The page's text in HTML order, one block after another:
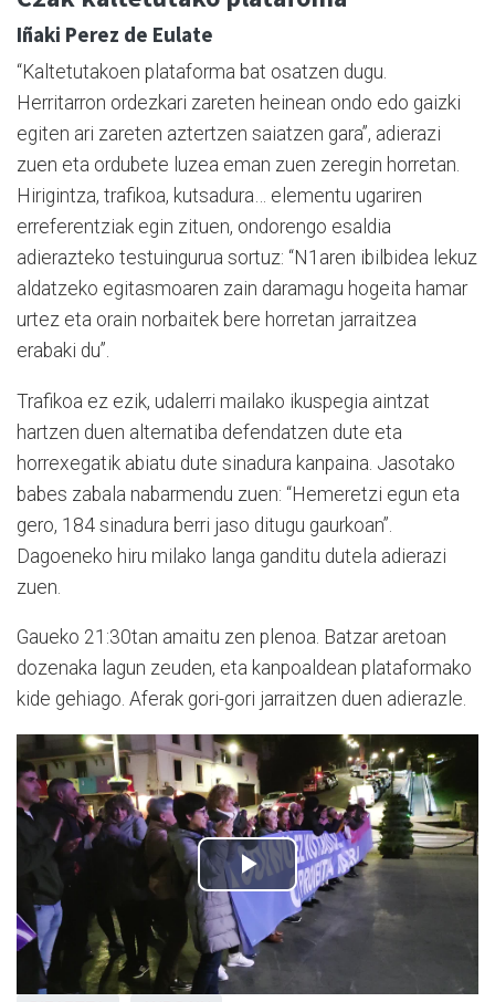
Iñaki Perez de Eulate
“Kaltetutakoen plataforma bat osatzen dugu.
Herritarron ordezkari zareten heinean ondo edo gaizki
egiten ari zareten aztertzen saiatzen gara”, adierazi
zuen eta ordubete luzea eman zuen zeregin horretan.
Hirigintza, trafikoa, kutsadura… elementu ugariren
erreferentziak egin zituen, ondorengo esaldia
adierazteko testuingurua sortuz: “N1aren ibilbidea lekuz
aldatzeko egitasmoaren zain daramagu hogeita hamar
urtez eta orain norbaitek bere horretan jarraitzea
erabaki du”.
Trafikoa ez ezik, udalerri mailako ikuspegia aintzat
hartzen duen alternatiba defendatzen dute eta
horrexegatik abiatu dute sinadura kanpaina. Jasotako
babes zabala nabarmendu zuen: “Hemeretzi egun eta
gero, 184 sinadura berri jaso ditugu gaurkoan”.
Dagoeneko hiru milako langa ganditu dutela adierazi
zuen.
Gaueko 21:30tan amaitu zen plenoa. Batzar aretoan
dozenaka lagun zeuden, eta kanpoaldean plataformako
kide gehiago. Aferak gori-gori jarraitzen duen adierazle.